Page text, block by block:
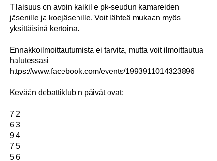
Tilaisuus on avoin kaikille pk-seudun kamareiden
jäsenille ja koejäsenille. Voit lähteä mukaan myös
yksittäisinä kertoina.
Ennakkoilmoittautumista ei tarvita, mutta voit ilmoittautua
halutessasi
https://www.facebook.com/events/1993911014323896
Kevään debattiklubin päivät ovat:
7.2
6.3
9.4
7.5
5.6